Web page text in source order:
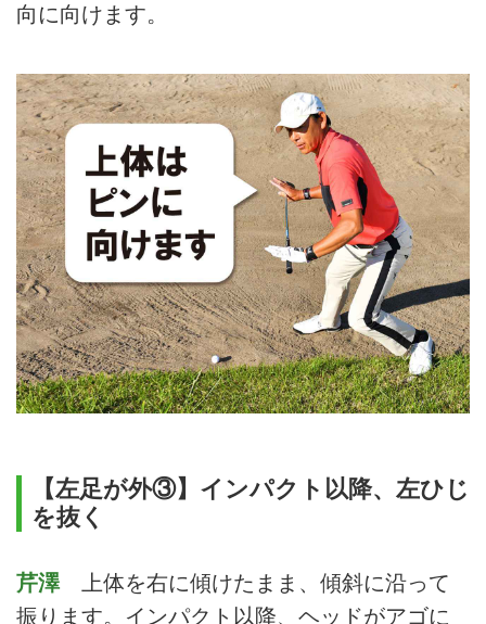
向に向けます。
【左足が外③】インパクト以降、左ひじ
を抜く
芹澤上体を右に傾けたまま、傾斜に沿って
振ります。インパクト以降、ヘッドがアゴに